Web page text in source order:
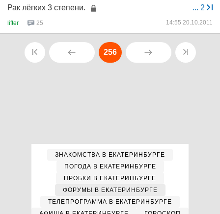
... 2
Рак лёгких 3 степени.
lifter 25 14:55 20.10.2011
256
ЗНАКОМСТВА В ЕКАТЕРИНБУРГЕ
ПОГОДА В ЕКАТЕРИНБУРГЕ
ПРОБКИ В ЕКАТЕРИНБУРГЕ
ФОРУМЫ В ЕКАТЕРИНБУРГЕ
ТЕЛЕПРОГРАММА В ЕКАТЕРИНБУРГЕ